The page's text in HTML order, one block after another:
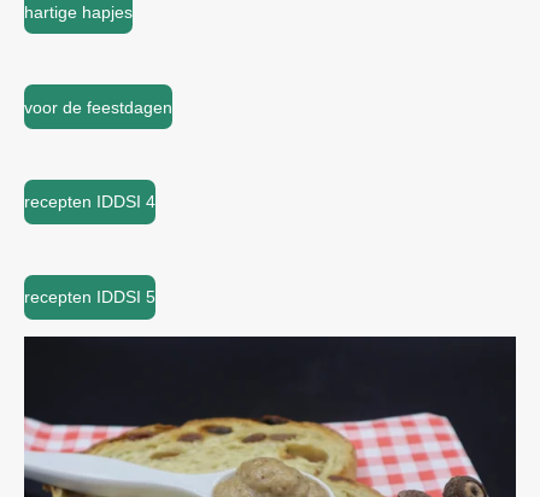
hartige hapjes
voor de feestdagen
recepten IDDSI 4
recepten IDDSI 5